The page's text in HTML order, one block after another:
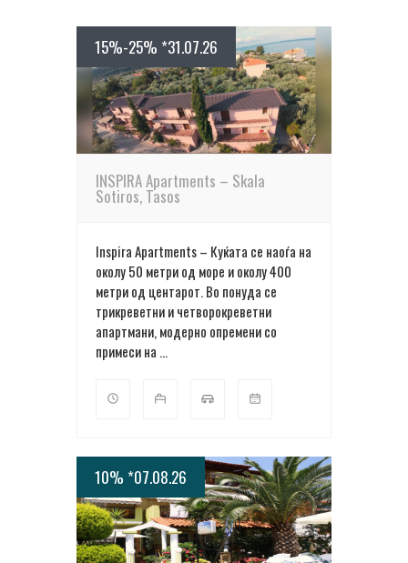
15%-25% *31.07.26
ПОВЕЌЕ ДЕТАЛИ
INSPIRA Apartments – Skala
Sotiros, Tasos
Inspira Apartments – Куќата се наоѓа на
околу 50 метри од море и околу 400
метри од центарот. Во понуда се
трикреветни и четворокреветни
апартмани, модерно опремени со
примеси на ...
10% *07.08.26
ПОВЕЌЕ ДЕТАЛИ